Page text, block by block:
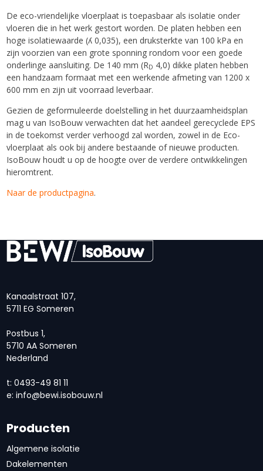
De eco-vriendelijke vloerplaat is toepasbaar als isolatie onder
vloeren die in het werk gestort worden. De platen hebben een
hoge isolatiewaarde (ʎ 0,035), een druksterkte van 100 kPa en
zijn voorzien van een grote sponning rondom voor een goede
onderlinge aansluiting. De 140 mm (RD 4,0) dikke platen hebben
een handzaam formaat met een werkende afmeting van 1200 x
600 mm en zijn uit voorraad leverbaar.
Gezien de geformuleerde doelstelling in het duurzaamheidsplan
mag u van IsoBouw verwachten dat het aandeel gerecyclede EPS
in de toekomst verder verhoogd zal worden, zowel in de Eco-
vloerplaat als ook bij andere bestaande of nieuwe producten.
IsoBouw houdt u op de hoogte over de verdere ontwikkelingen
hieromtrent.
Naar de productpagina.
Kanaalstraat 107,
5711 EG Someren
Postbus 1,
5710 AA Someren
Nederland
t: 0493-49 81 11
e: info@bewi.isobouw.nl
Producten
Algemene isolatie
Dakelementen